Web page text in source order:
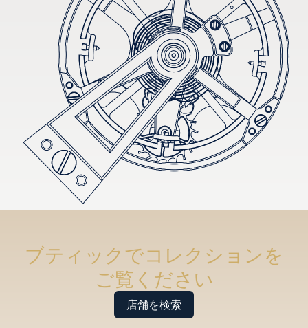
ブティックでコレクションを
ご覧ください
店舗を検索